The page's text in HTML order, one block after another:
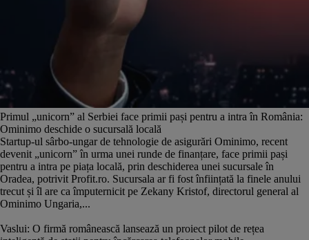
Primul „unicorn” al Serbiei face primii pași pentru a intra în România:
Ominimo deschide o sucursală locală
Startup-ul sârbo-ungar de tehnologie de asigurări Ominimo, recent
devenit „unicorn” în urma unei runde de finanțare, face primii pași
pentru a intra pe piața locală, prin deschiderea unei sucursale în
Oradea, potrivit Profit.ro. Sucursala ar fi fost înființată la finele anului
trecut și îl are ca împuternicit pe Zekany Kristof, directorul general al
Ominimo Ungaria,...
Vaslui: O firmă românească lansează un proiect pilot de rețea